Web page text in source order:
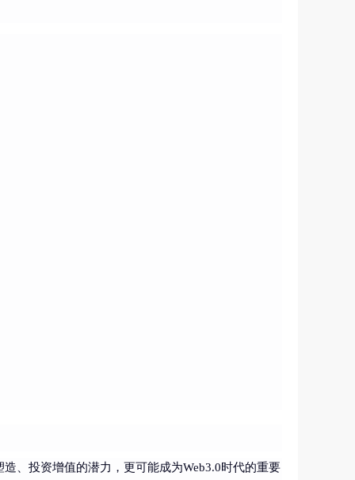
、投资增值的潜力，更可能成为Web3.0时代的重要